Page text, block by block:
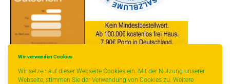
Wir verwenden Cookies
Wir setzen auf dieser Webseite Cookies ein. Mit der Nutzung unserer
Webseite, stimmen Sie der Verwendung von Cookies zu. Weitere
* gilt für Lieferungen innerhalb Deutschlands, Lieferzeiten für andere Länder
entnehmen Sie bitte der Schaltfläche mit den Versandinformationen.